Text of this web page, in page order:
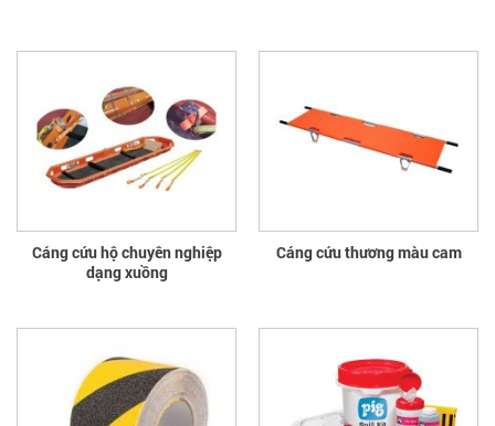
Cáng cứu hộ chuyên nghiệp
dạng xuồng
Cáng cứu thương màu cam